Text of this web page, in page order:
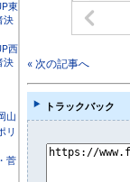
東
決
西
決
山
リ
菅
« 次の記事へ
トラックバック